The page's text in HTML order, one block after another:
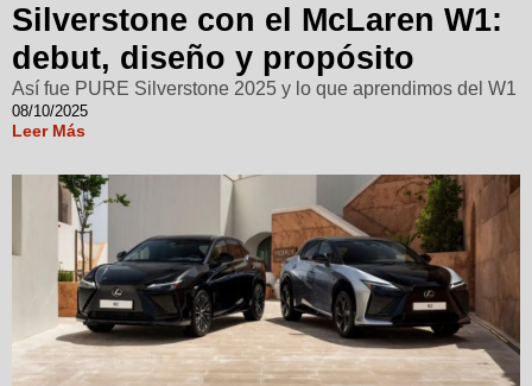
Silverstone con el McLaren W1:
debut, diseño y propósito
Así fue PURE Silverstone 2025 y lo que aprendimos del W1
08/10/2025
Leer Más